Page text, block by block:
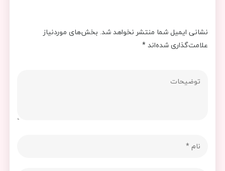
نشانی ایمیل شما منتشر نخواهد شد. بخش‌های موردنیاز
علامت‌گذاری شده‌اند*